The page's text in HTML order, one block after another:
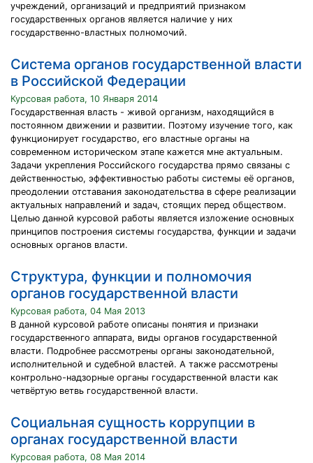
учреждений, организаций и предприятий признаком
государственных органов является наличие у них
государственно-властных полномочий.
Система органов государственной власти
в Российской Федерации
Курсовая работа, 10 Января 2014
Государственная власть - живой организм, находящийся в
постоянном движении и развитии. Поэтому изучение того, как
функционирует государство, его властные органы на
современном историческом этапе кажется мне актуальным.
Задачи укрепления Российского государства прямо связаны с
действенностью, эффективностью работы системы её органов,
преодолении отставания законодательства в сфере реализации
актуальных направлений и задач, стоящих перед обществом.
Целью данной курсовой работы является изложение основных
принципов построения системы государства, функции и задачи
основных органов власти.
Структура, функции и полномочия
органов государственной власти
Курсовая работа, 04 Мая 2013
В данной курсовой работе описаны понятия и признаки
государственного аппарата, виды органов государственной
власти. Подробнее рассмотрены органы законодательной,
исполнительной и судебной властей. А также рассмотрены
контрольно-надзорные органы государственной власти как
четвёртую ветвь государственной власти.
Социальная сущность коррупции в
органах государственной власти
Курсовая работа, 08 Мая 2014